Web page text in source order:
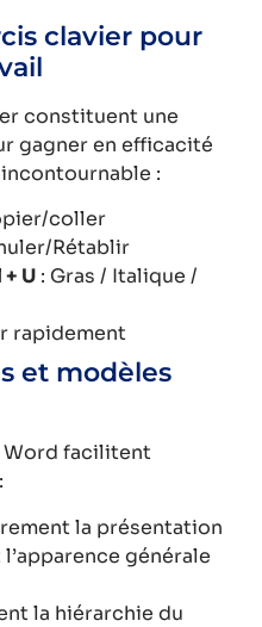
clavier pour
constituent une
gagner en efficacité
:
coller
Rétablir
U : Gras / Italique /
rapidement
et modèles
Word facilitent
la présentation
générale
la hiérarchie du